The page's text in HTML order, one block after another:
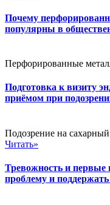
Почему
популярны в
Перфорированные
Подготовка к визиту
приёмом при
Подозрение на сахарный
Читать»
Тревожность и первые
проблему и поддержать